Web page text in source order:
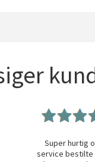
Super hurtig
service bestilte